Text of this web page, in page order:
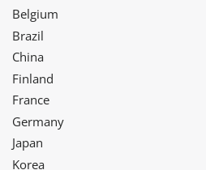
Belgium
Brazil
China
Finland
France
Germany
Japan
Korea